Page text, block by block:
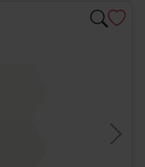
Next